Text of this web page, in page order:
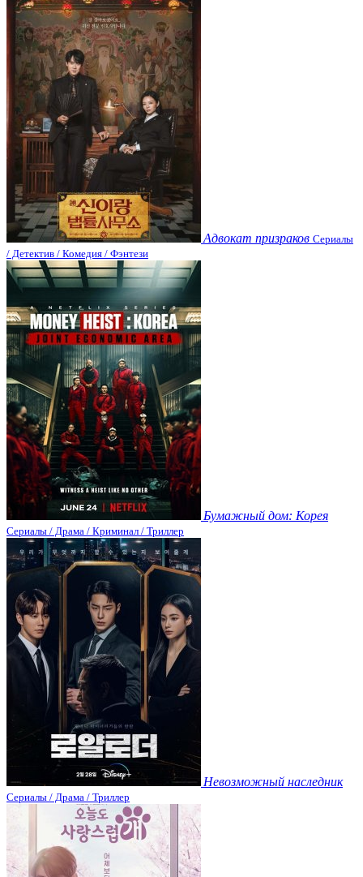
Адвокат призраков Сериалы
/ Детектив / Комедия / Фэнтези
Бумажный дом: Корея
Сериалы / Драма / Криминал / Триллер
Невозможный наследник
Сериалы / Драма / Триллер